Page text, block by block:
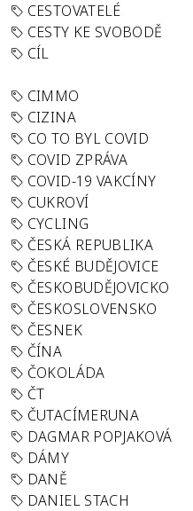
CESTOVATELÉ
CESTY KE SVOBODĚ
CÍL
CIMMO
CIZINA
CO TO BYL COVID
COVID ZPRÁVA
COVID-19 VAKCÍNY
CUKROVÍ
CYCLING
ČESKÁ REPUBLIKA
ČESKÉ BUDĚJOVICE
ČESKOBUDĚJOVICKO
ČESKOSLOVENSKO
ČESNEK
ČÍNA
ČOKOLÁDA
ČT
ČUTACÍMERUNA
DAGMAR POPJAKOVÁ
DÁMY
DANĚ
DANIEL STACH